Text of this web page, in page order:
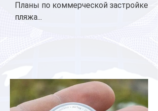
Планы по коммерческой застройке
пляжа...